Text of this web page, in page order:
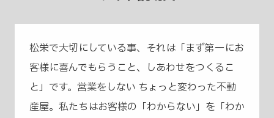
松栄で大切にしている事、それは「まず第一にお
客様に喜んでもらうこと、しあわせをつくるこ
と」です。営業をしない ちょっと変わった不動
産屋。私たちはお客様の「わからない」を「わか